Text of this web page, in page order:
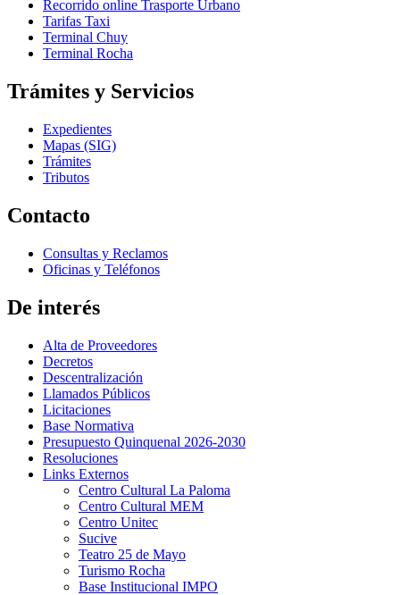
Recorrido online Trasporte Urbano
Tarifas Taxi
Terminal Chuy
Terminal Rocha
Trámites y Servicios
Expedientes
Mapas (SIG)
Trámites
Tributos
Contacto
Consultas y Reclamos
Oficinas y Teléfonos
De interés
Alta de Proveedores
Decretos
Descentralización
Llamados Públicos
Licitaciones
Base Normativa
Presupuesto Quinquenal 2026-2030
Resoluciones
Links Externos
Centro Cultural La Paloma
Centro Cultural MEM
Centro Unitec
Sucive
Teatro 25 de Mayo
Turismo Rocha
Base Institucional IMPO